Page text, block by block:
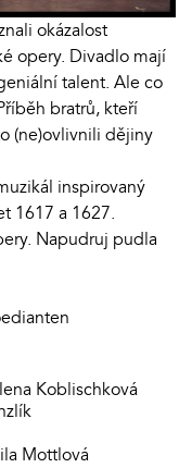
okázalost
opery. Divadlo mají
talent. Ale co
bratrů, kteří
(ne)ovlivnili dějiny
inspirovaný
1617 a 1627.
Napudruj pudla
Koblischková
Mottlová